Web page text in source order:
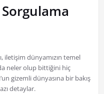
iletişim dünyamızın temel
neler olup bittiğini hiç
gizemli dünyasına bir bakış
detaylar.